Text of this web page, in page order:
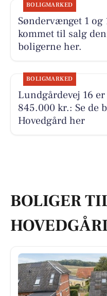
BOLIGMARKED
Søndervænget 1
kommet til salg
boligerne her.
BOLIGMARKED
Lundgårdevej 16
845.000 kr.: Se de
Hovedgård her
BOLIGER